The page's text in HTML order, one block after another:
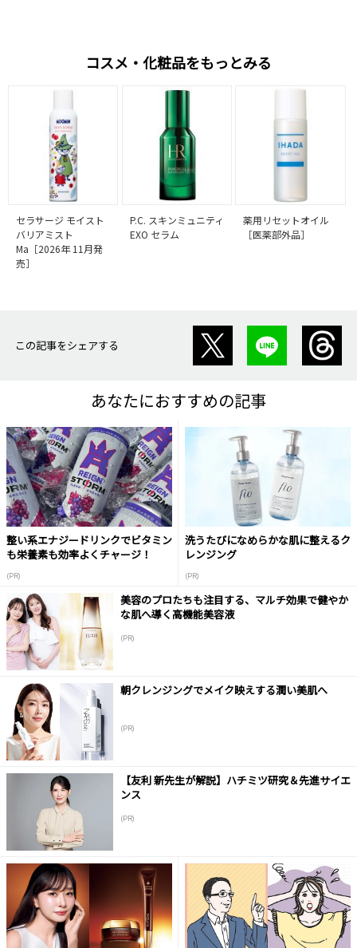
コスメ・化粧品をもっとみる
セラサージ モイスト
バリアミスト
Ma［2026年 11月発
売］
P.C. スキンミュニティ
EXO セラム
薬用リセットオイル
［医薬部外品］
この記事をシェアする
あなたにおすすめの記事
整い系エナジードリンクでビタミン
も栄養素も効率よくチャージ！
(PR)
洗うたびになめらかな肌に整えるク
レンジング
(PR)
美容のプロたちも注目する、マルチ効果で健やか
な肌へ導く高機能美容液
(PR)
朝クレンジングでメイク映えする潤い美肌へ
(PR)
【友利 新先生が解説】ハチミツ研究＆先進サイエ
ンス
(PR)